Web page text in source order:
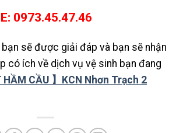
0973.45.47.46
sẽ được giải đáp và bạn sẽ nhận
có ích về dịch vụ vệ sinh bạn đang
HẦM CẦU 】KCN Nhơn Trạch 2